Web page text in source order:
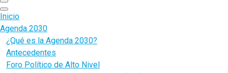
menu
Inicio
Agenda 2030
¿Qué es la Agenda 2030?
Antecedentes
Foro Político de Alto Nivel